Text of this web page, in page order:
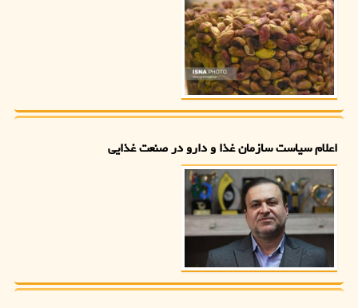
اعلام سیاست سازمان غذا و دارو در صنعت غذایی